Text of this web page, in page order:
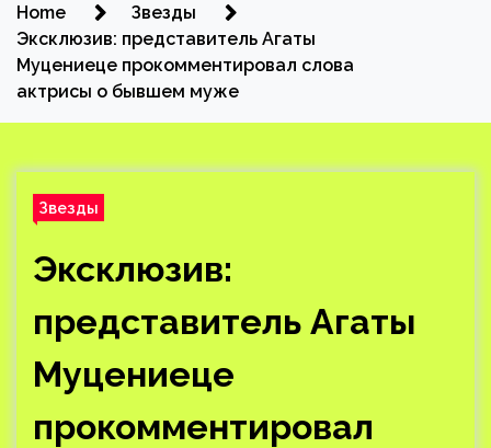
Home
Звезды
Эксклюзив: представитель Агаты
Муцениеце прокомментировал слова
актрисы о бывшем муже
Звезды
Эксклюзив:
представитель Агаты
Муцениеце
прокомментировал